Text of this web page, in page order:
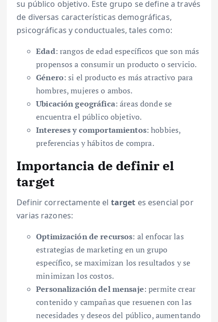
su público objetivo. Este grupo se define a través
de diversas características demográficas,
psicográficas y conductuales, tales como:
Edad: rangos de edad específicos que son más
propensos a consumir un producto o servicio.
Género: si el producto es más atractivo para
hombres, mujeres o ambos.
Ubicación geográfica: áreas donde se
encuentra el público objetivo.
Intereses y comportamientos: hobbies,
preferencias y hábitos de compra.
Importancia de definir el
target
Definir correctamente el target es esencial por
varias razones:
Optimización de recursos: al enfocar las
estrategias de marketing en un grupo
específico, se maximizan los resultados y se
minimizan los costos.
Personalización del mensaje: permite crear
contenido y campañas que resuenen con las
necesidades y deseos del público, aumentando